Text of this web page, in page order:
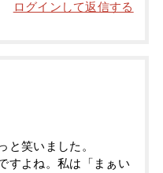
ログインして返信する
と笑いました。
すよね。私は「まぁい